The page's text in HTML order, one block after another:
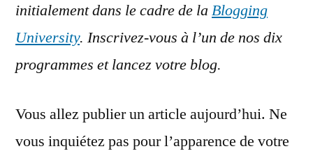
initialement dans le cadre de la Blogging
University. Inscrivez-vous à l’un de nos dix
programmes et lancez votre blog.
Vous allez publier un article aujourd’hui. Ne
vous inquiétez pas pour l’apparence de votre